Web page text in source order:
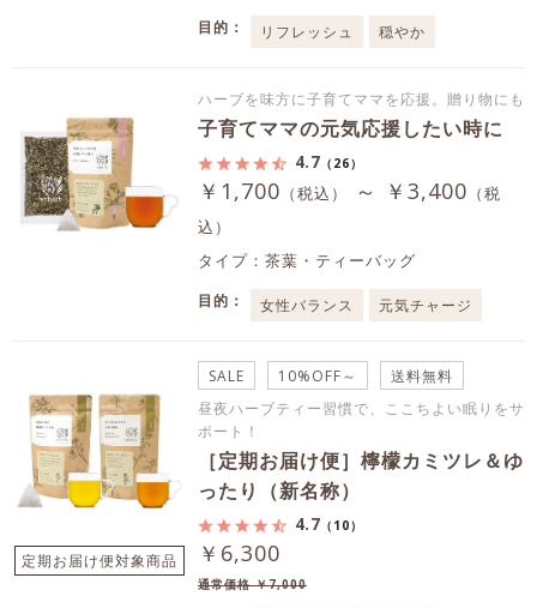
目的：
リフレッシュ 穏やか
ハーブを味方に子育てママを応援。贈り物にも
子育てママの元気応援したい時に
4.7 （26）
￥1,700 （税込） ～ ￥3,400 （税
込）
タイプ：茶葉・ティーバッグ
目的：
女性バランス 元気チャージ
定期お届け便対象商品
SALE 10%OFF～
送料無料
昼夜ハーブティー習慣で、ここちよい眠りをサ
ポート！
［定期お届け便］檸檬カミツレ＆ゆ
ったり（新名称）
4.7 （10）
￥6,300
通常価格 ￥7,000